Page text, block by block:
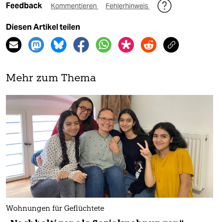
Feedback Kommentieren Fehlerhinweis
Diesen Artikel teilen
Mehr zum Thema
Wohnungen für Geflüchtete